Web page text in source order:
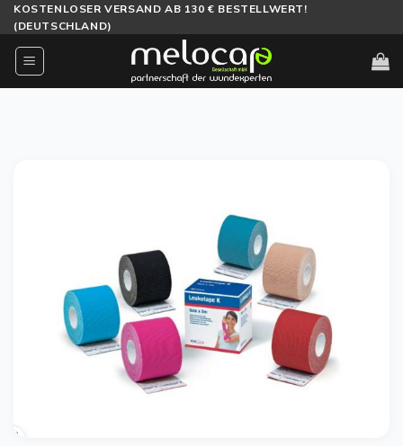
Zum
Inhalt
springen
KOSTENLOSER VERSAND AB 130 € BESTELLWERT!
(DEUTSCHLAND)